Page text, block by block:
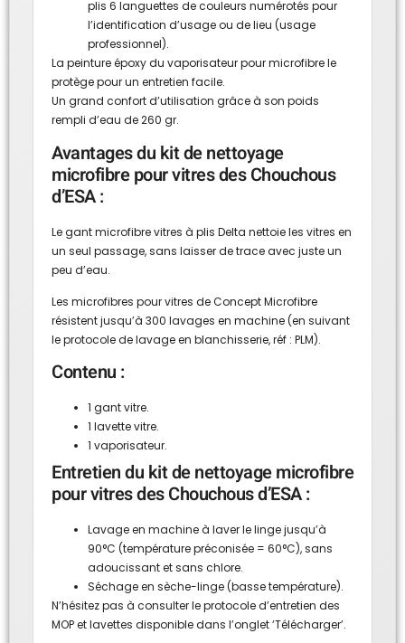
plis 6 languettes de couleurs numérotés pour
l’identification d’usage ou de lieu (usage
professionnel).
La peinture époxy du vaporisateur pour microfibre le
protège pour un entretien facile.
Un grand confort d’utilisation grâce à son poids
rempli d’eau de 260 gr.
Avantages du kit de nettoyage
microfibre pour vitres des Chouchous
d’ESA :
Le gant microfibre vitres à plis Delta nettoie les vitres en
un seul passage, sans laisser de trace avec juste un
peu d’eau.
Les microfibres pour vitres de Concept Microfibre
résistent jusqu’à 300 lavages en machine (en suivant
le protocole de lavage en blanchisserie, réf : PLM).
Contenu :
1 gant vitre.
1 lavette vitre.
1 vaporisateur.
Entretien du kit de nettoyage microfibre
pour vitres des Chouchous d’ESA :
Lavage en machine à laver le linge jusqu’à
90°C (température préconisée = 60°C), sans
adoucissant et sans chlore.
Séchage en sèche-linge (basse température).
N’hésitez pas à consulter le protocole d’entretien des
MOP et lavettes disponible dans l’onglet ‘Télécharger’.